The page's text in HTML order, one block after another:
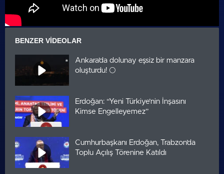
BENZER VIDEOLAR
Ankara’da dolunay eşsiz bir manzara
oluşturdu! 🌕
Erdoğan: “Yeni Türkiye’nin İnşasını
Kimse Engelleyemez”
Cumhurbaşkanı Erdoğan, Trabzon’da
Toplu Açılış Törenine Katıldı